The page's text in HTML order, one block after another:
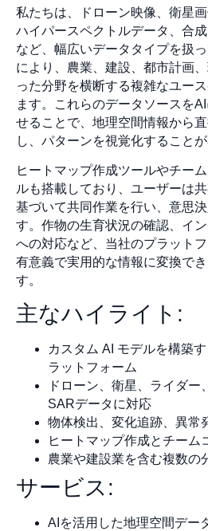
私たちは、ドローン映像、衛星
ハイパースペクトルデータ、合
など、幅広いデータタイプを扱
により、農業、建設、都市計画
った分野を横断する複雑なユー
ます。これらのデータソースを
せることで、地理空間情報から
し、パターンを視覚化することが
ヒートマップ作成ツールやチー
ルも搭載しており、ユーザーは
基づいて共同作業を行い、意思
す。作物の生育状況の確認、イ
への対応など、当社のプラット
有意義で実用的な情報に変換で
す。
主なハイライト:
カスタム AI モデルを構築
ラットフォーム
ドローン、衛星、ライダー
SARデータに対応
物体検出、変化追跡、異常
ヒートマップ作成とチーム
農業や建設業を含む複数の
サービス:
AIを活用した地理空間デー